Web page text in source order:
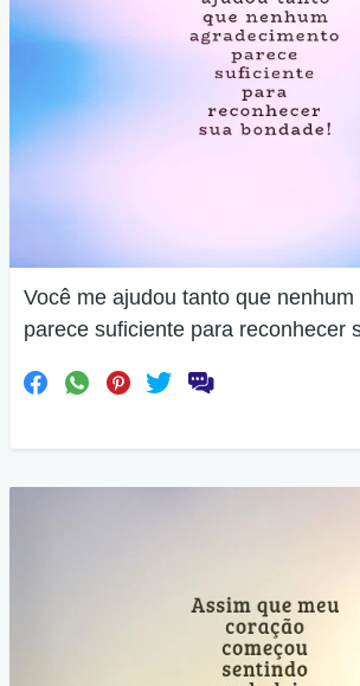
Você me ajudou tanto que
parece suficiente para reconhecer